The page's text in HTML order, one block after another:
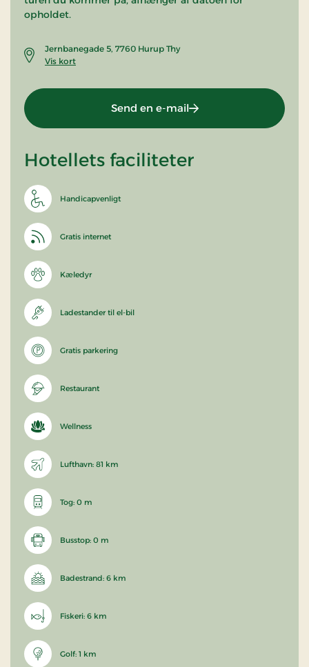
opholdet.
Jernbanegade 5, 7760 Hurup Thy
Vis kort
Send en e-mail
Hotellets faciliteter
Handicapvenligt
Gratis internet
Kæledyr
Ladestander til el-bil
Gratis parkering
Restaurant
Wellness
Lufthavn: 81 km
Tog: 0 m
Busstop: 0 m
Badestrand: 6 km
Fiskeri: 6 km
Golf: 1 km